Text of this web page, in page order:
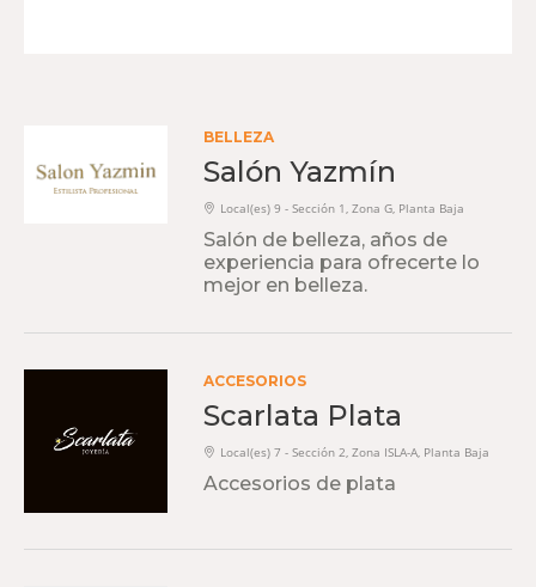
BELLEZA
Salón Yazmín
Local(es) 9 - Sección 1, Zona G, Planta Baja
Salón de belleza, años de
experiencia para ofrecerte lo
mejor en belleza.
ACCESORIOS
Scarlata Plata
Local(es) 7 - Sección 2, Zona ISLA-A, Planta Baja
Accesorios de plata